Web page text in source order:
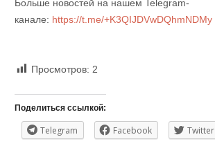
Больше новостей на нашем Telegram-
канале: https://t.me/+K3QIJDVwDQhmNDMy
Просмотров: 2
Поделиться ссылкой:
Telegram Facebook Twitter